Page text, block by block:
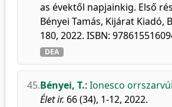
as évektől napjainkig. Első
Bényei Tamás, Kijárat Kiadó,
180, 2022. ISBN:
DEA
45.Bényei, T.: Ionesco
Élet ir. 66 (34), 1-12, 2022.